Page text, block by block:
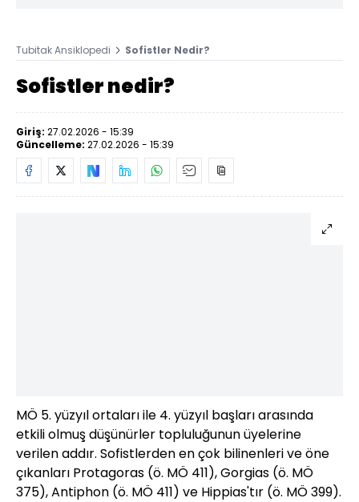
Tubitak Ansiklopedi Sofistler Nedir?
Sofistler nedir?
Giriş: 27.02.2026 - 15:39
Güncelleme: 27.02.2026 - 15:39
MÖ 5. yüzyıl ortaları ile 4. yüzyıl başları arasında
etkili olmuş düşünürler topluluğunun üyelerine
verilen addır. Sofistlerden en çok bilinenleri ve öne
çıkanları Protagoras (ö. MÖ 411), Gorgias (ö. MÖ
375), Antiphon (ö. MÖ 411) ve Hippias'tır (ö. MÖ 399).